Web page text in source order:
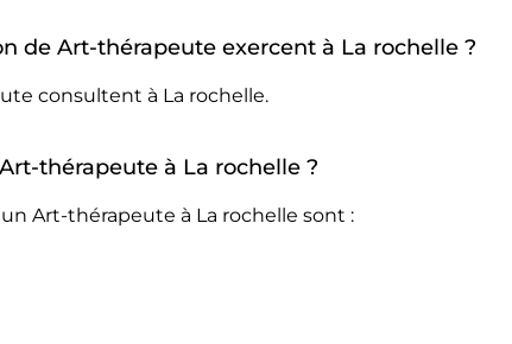
de Art-thérapeute exercent à La rochelle ?
consultent à La rochelle.
thérapeute à La rochelle ?
Art-thérapeute à La rochelle sont :